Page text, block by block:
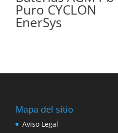
Puro CYCLON
EnerSys
Mapa del sitio
Aviso Legal